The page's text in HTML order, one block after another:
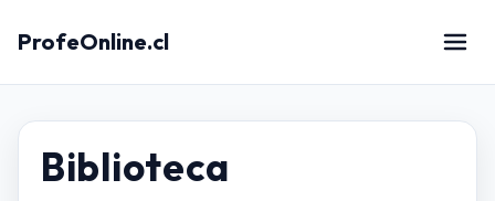
ProfeOnline.cl
Biblioteca